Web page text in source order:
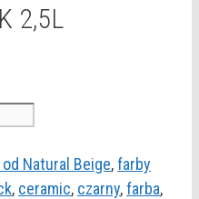
2,5L
Natural Beige,farby
, ceramic, czarny,farba,